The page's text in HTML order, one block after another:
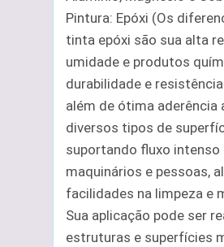
Pintura: Epóxi (Os
tinta epóxi são sua alta
umidade e produtos
durabilidade e
além de ótima aderência
diversos tipos de
suportando fluxo intenso
maquinários e pessoas,
facilidades na limpeza e
Sua aplicação pode ser
estruturas e superfícies